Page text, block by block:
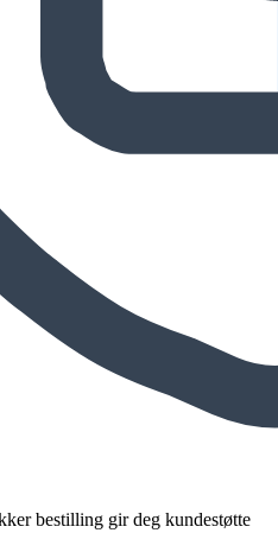
bestilling gir deg kundestøtte